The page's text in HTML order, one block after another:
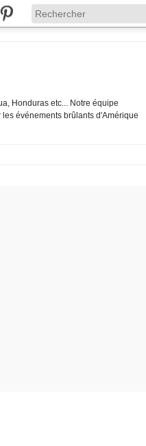
Honduras etc... Notre équipe
événements brûlants d'Amérique